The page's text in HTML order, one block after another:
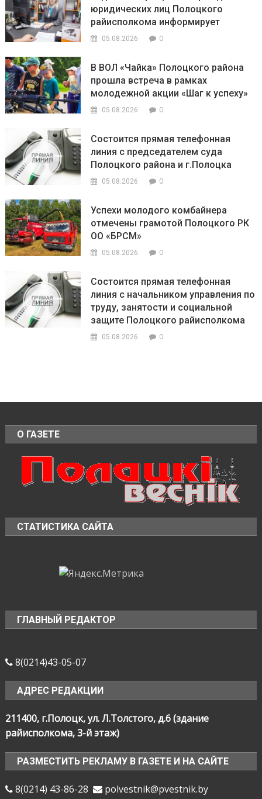
юридических лиц Полоцкого
райисполкома информирует
05.08.2026 0
В ВОЛ «Чайка» Полоцкого района
прошла встреча в рамках
молодежной акции «Шаг к успеху»
05.08.2026 0
Состоится прямая телефонная
линия с председателем суда
Полоцкого района и г.Полоцка
05.08.2026 0
Успехи молодого комбайнера
отмечены грамотой Полоцкого РК
ОО «БРСМ»
05.08.2026 0
Состоится прямая телефонная
линия с начальником управления по
труду, занятости и социальной
защите Полоцкого райисполкома
05.08.2026 0
О ГАЗЕТЕ
СТАТИСТИКА САЙТА
ГЛАВНЫЙ РЕДАКТОР
8(0214)43-05-07
АДРЕС РЕДАКЦИИ
211400, г.Полоцк, ул. Л.Толстого, д.6 (здание
райисполкома, 3-й этаж)
РАЗМЕСТИТЬ РЕКЛАМУ В ГАЗЕТЕ И НА САЙТЕ
8(0214) 43-86-28 polvestnik@pvestnik.by